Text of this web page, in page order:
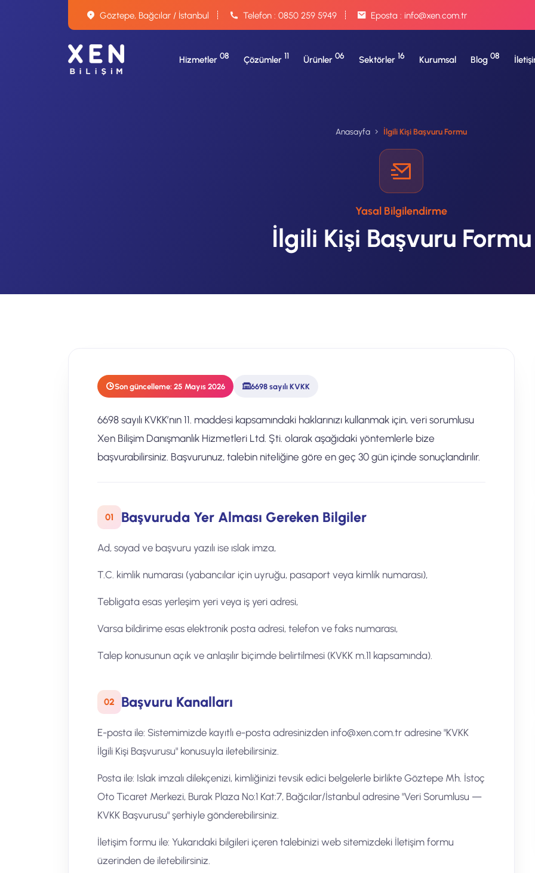
Göztepe, Bağcılar / İstanbul Telefon : 0850 259 5949 Eposta : info@xen.com.tr
Hizmetler 08 Çözümler 11 Ürünler 06 Sektörler 16 Kurumsal Blog 08
Anasayfa İlgili Kişi Başvuru Formu
Yasal Bilgilendirme
İlgili Kişi Başvuru Formu
Son güncelleme: 25 Mayıs 2026 6698 sayılı KVKK
6698 sayılı KVKK’nın 11. maddesi kapsamındaki haklarınızı kullanmak için, veri sorumlusu
Xen Bilişim Danışmanlık Hizmetleri Ltd. Şti. olarak aşağıdaki yöntemlerle bize
başvurabilirsiniz. Başvurunuz, talebin niteliğine göre en geç 30 gün içinde sonuçlandırılır.
01 Başvuruda Yer Alması Gereken Bilgiler
Ad, soyad ve başvuru yazılı ise ıslak imza,
T.C. kimlik numarası (yabancılar için uyruğu, pasaport veya kimlik numarası),
Tebligata esas yerleşim yeri veya iş yeri adresi,
Varsa bildirime esas elektronik posta adresi, telefon ve faks numarası,
Talep konusunun açık ve anlaşılır biçimde belirtilmesi (KVKK m.11 kapsamında).
02 Başvuru Kanalları
E-posta ile: Sistemimizde kayıtlı e-posta adresinizden info@xen.com.tr adresine "KVKK
İlgili Kişi Başvurusu" konusuyla iletebilirsiniz.
Posta ile: Islak imzalı dilekçenizi, kimliğinizi tevsik edici belgelerle birlikte Göztepe Mh. İstoç
Oto Ticaret Merkezi, Burak Plaza No:1 Kat:7, Bağcılar/İstanbul adresine "Veri Sorumlusu —
KVKK Başvurusu" şerhiyle gönderebilirsiniz.
İletişim formu ile: Yukarıdaki bilgileri içeren talebinizi web sitemizdeki İletişim formu
üzerinden de iletebilirsiniz.